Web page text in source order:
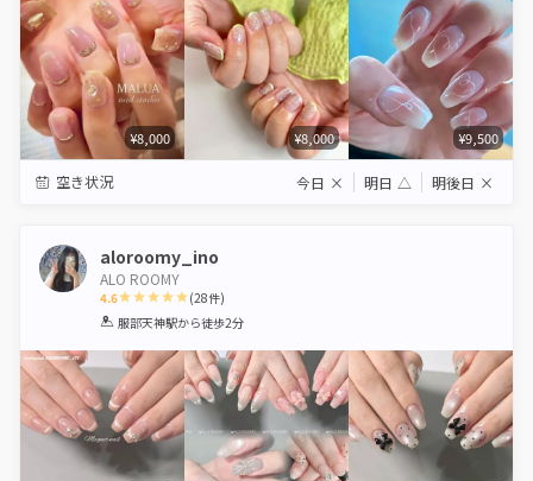
¥8,000 ¥8,000 ¥9,500
空き状況 今日 × 明日 △ 明後日 ×
aloroomy_ino
ALO ROOMY
4.6
1 2 3 4 5
(28件)
服部天神駅から徒歩2分